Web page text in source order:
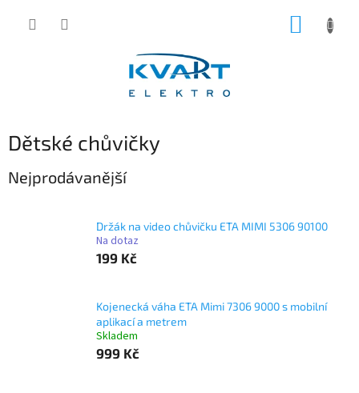
Dětské chůvičky
Nejprodávanější
Držák na video chůvičku ETA MIMI 5306 90100
Na dotaz
199 Kč
Kojenecká váha ETA Mimi 7306 9000 s mobilní
aplikací a metrem
Skladem
999 Kč